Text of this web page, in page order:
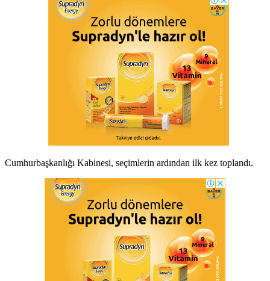
Cumhurbaşkanlığı Kabinesi, seçimlerin ardından ilk kez toplandı.